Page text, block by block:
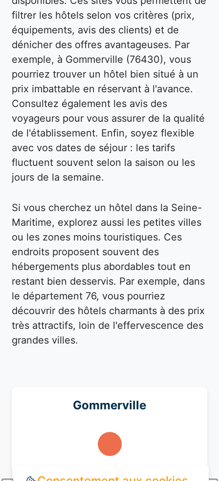
filtrer les hôtels selon vos critères (prix,
équipements, avis des clients) et de
dénicher des offres avantageuses. Par
exemple, à Gommerville (76430), vous
pourriez trouver un hôtel bien situé à un
prix imbattable en réservant à l'avance.
Consultez également les avis des
voyageurs pour vous assurer de la qualité
de l'établissement. Enfin, soyez flexible
avec vos dates de séjour : les tarifs
fluctuent souvent selon la saison ou les
jours de la semaine.
Si vous cherchez un hôtel dans la Seine-
Maritime, explorez aussi les petites villes
ou les zones moins touristiques. Ces
endroits proposent souvent des
hébergements plus abordables tout en
restant bien desservis. Par exemple, dans
le département 76, vous pourriez
découvrir des hôtels charmants à des prix
très attractifs, loin de l'effervescence des
grandes villes.
Gommerville